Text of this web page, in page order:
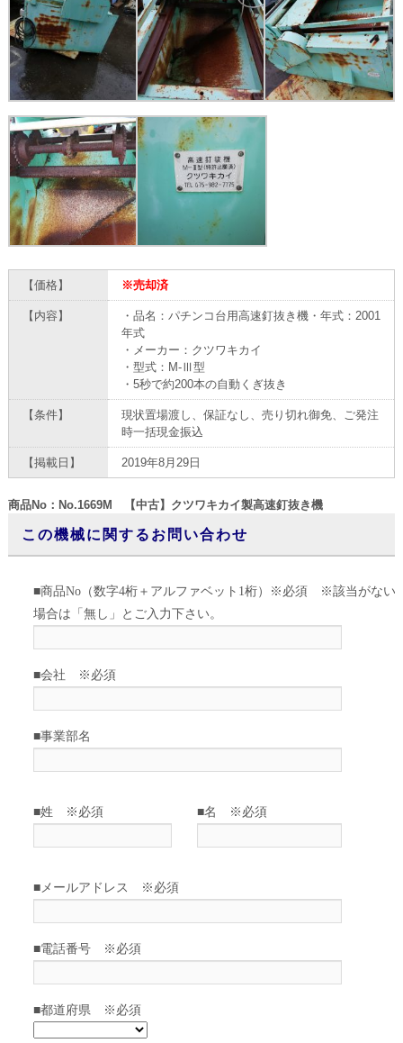
【価格】 ※売却済
【内容】
・品名：パチンコ台用高速釘抜き機・年式：2001
年式
・メーカー：クツワキカイ
・型式：M-Ⅲ型
・5秒で約200本の自動くぎ抜き
【条件】
現状置場渡し、保証なし、売り切れ御免、ご発注
時一括現金振込
【掲載日】 2019年8月29日
商品No：No.1669M 【中古】クツワキカイ製高速釘抜き機
この機械に関するお問い合わせ